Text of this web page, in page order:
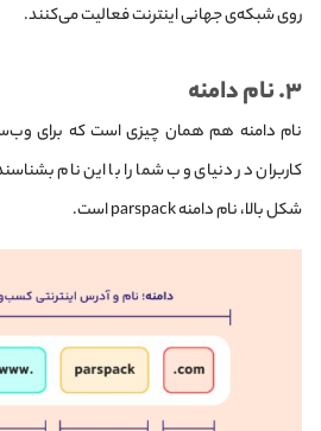
روی شبکه‌ی جهانی اینترنت فعالیت می‌کنند.
۳. نام دامنه
نام دامنه هم همان چیزی است که برای
کاربران در دنیای وب شما را با این نام
شکل بالا، نام دامنه parspack است.